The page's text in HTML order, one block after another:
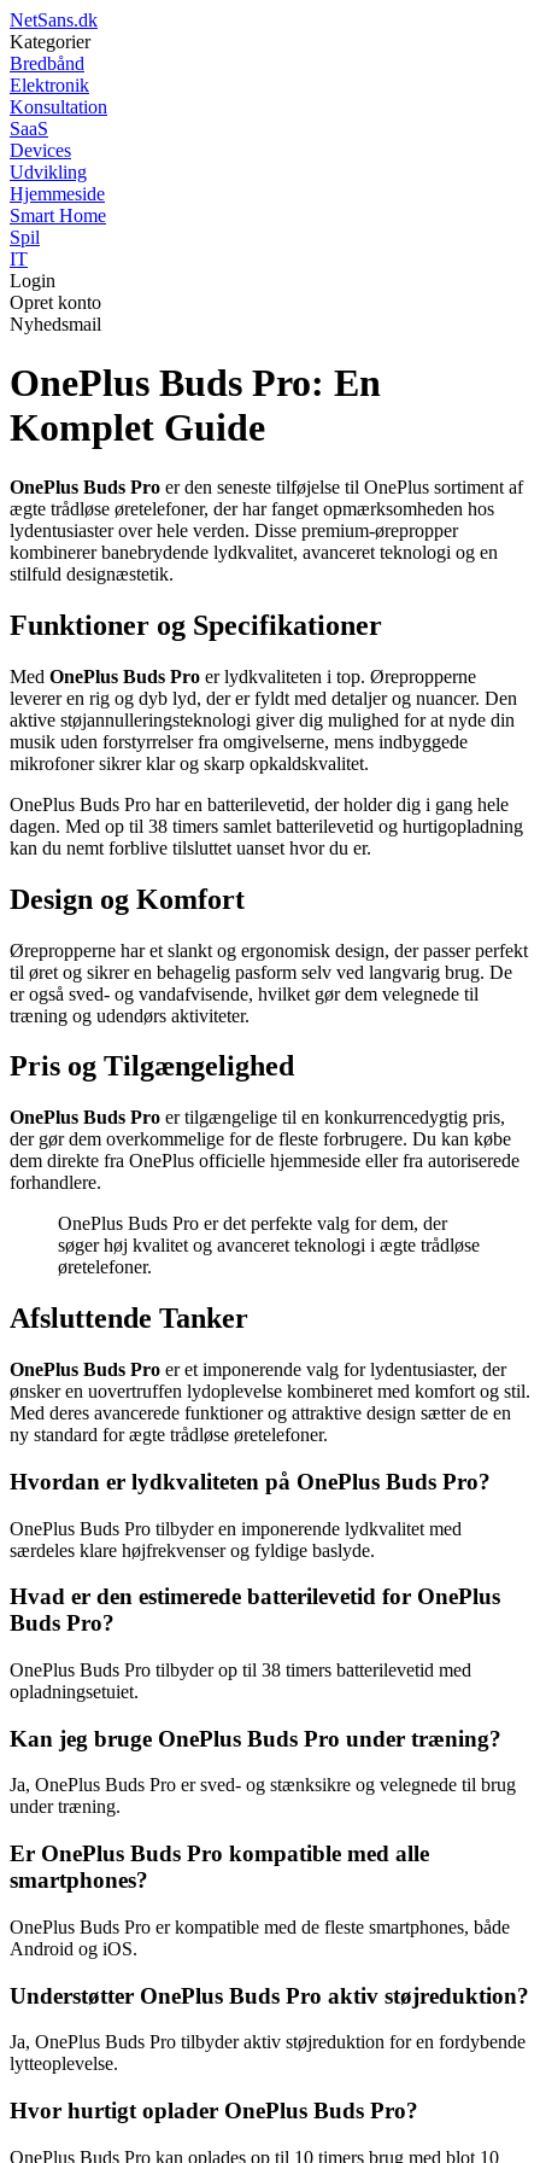
NetSans.dk
Kategorier
Bredbånd
Elektronik
Konsultation
SaaS
Devices
Udvikling
Hjemmeside
Smart Home
Spil
IT
Login
Opret konto
Nyhedsmail
OnePlus Buds Pro: En
Komplet Guide
OnePlus Buds Pro er den seneste tilføjelse til OnePlus sortiment af
ægte trådløse øretelefoner, der har fanget opmærksomheden hos
lydentusiaster over hele verden. Disse premium-ørepropper
kombinerer banebrydende lydkvalitet, avanceret teknologi og en
stilfuld designæstetik.
Funktioner og Specifikationer
Med OnePlus Buds Pro er lydkvaliteten i top. Ørepropperne
leverer en rig og dyb lyd, der er fyldt med detaljer og nuancer. Den
aktive støjannulleringsteknologi giver dig mulighed for at nyde din
musik uden forstyrrelser fra omgivelserne, mens indbyggede
mikrofoner sikrer klar og skarp opkaldskvalitet.
OnePlus Buds Pro har en batterilevetid, der holder dig i gang hele
dagen. Med op til 38 timers samlet batterilevetid og hurtigopladning
kan du nemt forblive tilsluttet uanset hvor du er.
Design og Komfort
Ørepropperne har et slankt og ergonomisk design, der passer perfekt
til øret og sikrer en behagelig pasform selv ved langvarig brug. De
er også sved- og vandafvisende, hvilket gør dem velegnede til
træning og udendørs aktiviteter.
Pris og Tilgængelighed
OnePlus Buds Pro er tilgængelige til en konkurrencedygtig pris,
der gør dem overkommelige for de fleste forbrugere. Du kan købe
dem direkte fra OnePlus officielle hjemmeside eller fra autoriserede
forhandlere.
OnePlus Buds Pro er det perfekte valg for dem, der
søger høj kvalitet og avanceret teknologi i ægte trådløse
øretelefoner.
Afsluttende Tanker
OnePlus Buds Pro er et imponerende valg for lydentusiaster, der
ønsker en uovertruffen lydoplevelse kombineret med komfort og stil.
Med deres avancerede funktioner og attraktive design sætter de en
ny standard for ægte trådløse øretelefoner.
Hvordan er lydkvaliteten på OnePlus Buds Pro?
OnePlus Buds Pro tilbyder en imponerende lydkvalitet med
særdeles klare højfrekvenser og fyldige baslyde.
Hvad er den estimerede batterilevetid for OnePlus
Buds Pro?
OnePlus Buds Pro tilbyder op til 38 timers batterilevetid med
opladningsetuiet.
Kan jeg bruge OnePlus Buds Pro under træning?
Ja, OnePlus Buds Pro er sved- og stænksikre og velegnede til brug
under træning.
Er OnePlus Buds Pro kompatible med alle
smartphones?
OnePlus Buds Pro er kompatible med de fleste smartphones, både
Android og iOS.
Understøtter OnePlus Buds Pro aktiv støjreduktion?
Ja, OnePlus Buds Pro tilbyder aktiv støjreduktion for en fordybende
lytteoplevelse.
Hvor hurtigt oplader OnePlus Buds Pro?
OnePlus Buds Pro kan oplades op til 10 timers brug med blot 10